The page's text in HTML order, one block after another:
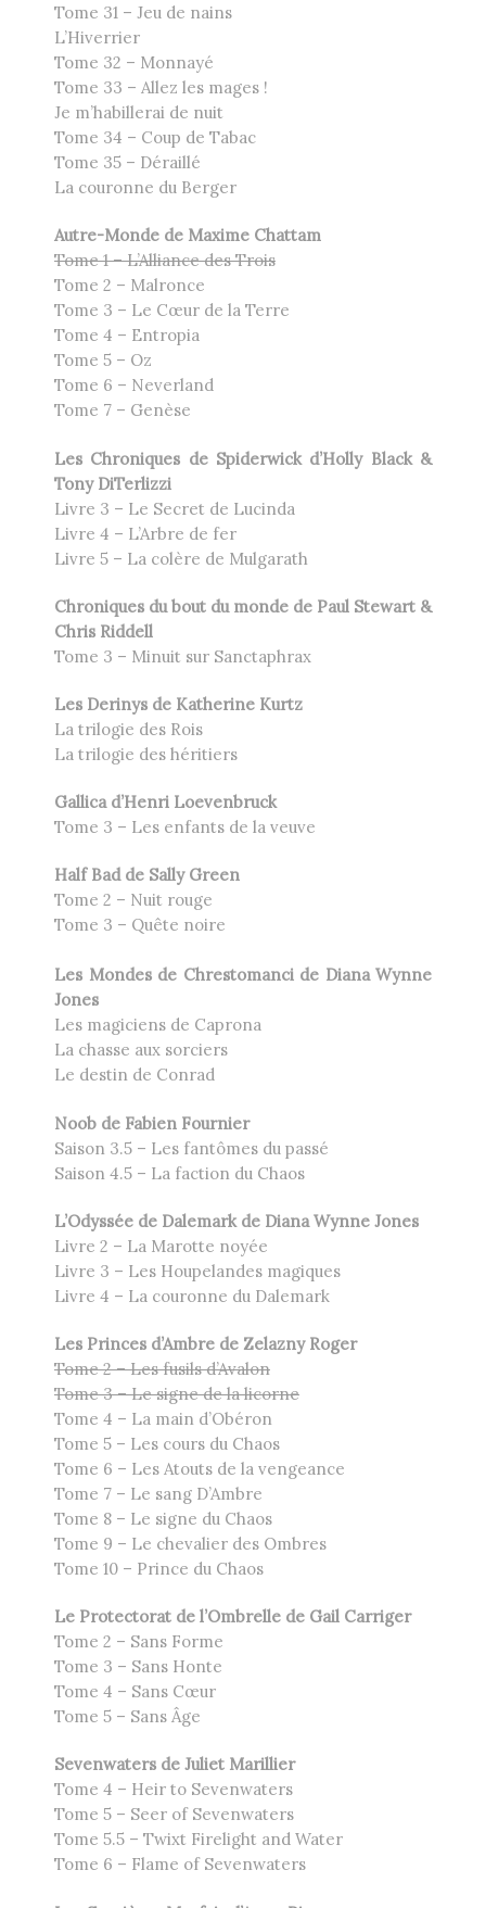
Tome 31 – Jeu de nains
L’Hiverrier
Tome 32 – Monnayé
Tome 33 – Allez les mages !
Je m’habillerai de nuit
Tome 34 – Coup de Tabac
Tome 35 – Déraillé
La couronne du Berger
Autre-Monde de Maxime Chattam
Tome 1 – L’Alliance des Trois
Tome 2 – Malronce
Tome 3 – Le Cœur de la Terre
Tome 4 – Entropia
Tome 5 – Oz
Tome 6 – Neverland
Tome 7 – Genèse
Les Chroniques de Spiderwick d’Holly Black &
Tony DiTerlizzi
Livre 3 – Le Secret de Lucinda
Livre 4 – L’Arbre de fer
Livre 5 – La colère de Mulgarath
Chroniques du bout du monde de Paul Stewart &
Chris Riddell
Tome 3 – Minuit sur Sanctaphrax
Les Derinys de Katherine Kurtz
La trilogie des Rois
La trilogie des héritiers
Gallica d’Henri Loevenbruck
Tome 3 – Les enfants de la veuve
Half Bad de Sally Green
Tome 2 – Nuit rouge
Tome 3 – Quête noire
Les Mondes de Chrestomanci de Diana Wynne
Jones
Les magiciens de Caprona
La chasse aux sorciers
Le destin de Conrad
Noob de Fabien Fournier
Saison 3.5 – Les fantômes du passé
Saison 4.5 – La faction du Chaos
L’Odyssée de Dalemark de Diana Wynne Jones
Livre 2 – La Marotte noyée
Livre 3 – Les Houpelandes magiques
Livre 4 – La couronne du Dalemark
Les Princes d’Ambre de Zelazny Roger
Tome 2 – Les fusils d’Avalon
Tome 3 – Le signe de la licorne
Tome 4 – La main d’Obéron
Tome 5 – Les cours du Chaos
Tome 6 – Les Atouts de la vengeance
Tome 7 – Le sang D’Ambre
Tome 8 – Le signe du Chaos
Tome 9 – Le chevalier des Ombres
Tome 10 – Prince du Chaos
Le Protectorat de l’Ombrelle de Gail Carriger
Tome 2 – Sans Forme
Tome 3 – Sans Honte
Tome 4 – Sans Cœur
Tome 5 – Sans Âge
Sevenwaters de Juliet Marillier
Tome 4 – Heir to Sevenwaters
Tome 5 – Seer of Sevenwaters
Tome 5.5 – Twixt Firelight and Water
Tome 6 – Flame of Sevenwaters